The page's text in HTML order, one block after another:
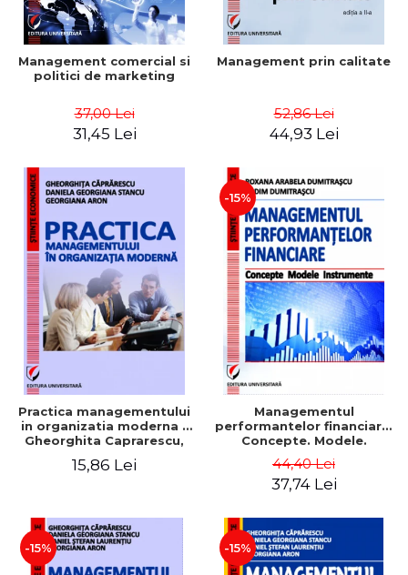
Management comercial si
politici de marketing
37,00 Lei
31,45 Lei
Management prin calitate
52,86 Lei
44,93 Lei
Practica managementului
in organizatia moderna -
Gheorghita Caprarescu,
Georgiana Aron
15,86 Lei
-15%
Managementul
performantelor financiare.
Concepte. Modele.
44,40 Lei
37,74 Lei
-15% -15%